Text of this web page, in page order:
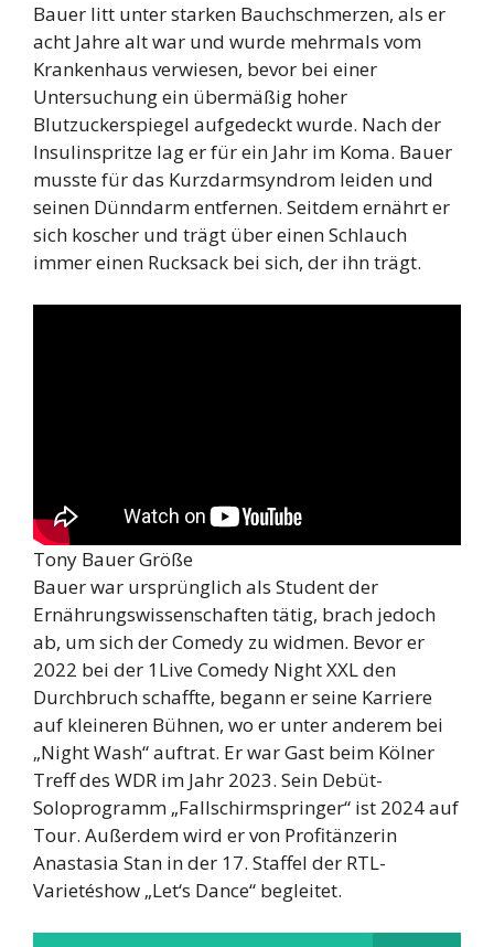
Bauer litt unter starken Bauchschmerzen, als er
acht Jahre alt war und wurde mehrmals vom
Krankenhaus verwiesen, bevor bei einer
Untersuchung ein übermäßig hoher
Blutzuckerspiegel aufgedeckt wurde. Nach der
Insulinspritze lag er für ein Jahr im Koma. Bauer
musste für das Kurzdarmsyndrom leiden und
seinen Dünndarm entfernen. Seitdem ernährt er
sich koscher und trägt über einen Schlauch
immer einen Rucksack bei sich, der ihn trägt.
Tony Bauer Größe
Bauer war ursprünglich als Student der
Ernährungswissenschaften tätig, brach jedoch
ab, um sich der Comedy zu widmen. Bevor er
2022 bei der 1Live Comedy Night XXL den
Durchbruch schaffte, begann er seine Karriere
auf kleineren Bühnen, wo er unter anderem bei
„Night Wash“ auftrat. Er war Gast beim Kölner
Treff des WDR im Jahr 2023. Sein Debüt-
Soloprogramm „Fallschirmspringer“ ist 2024 auf
Tour. Außerdem wird er von Profitänzerin
Anastasia Stan in der 17. Staffel der RTL-
Varietéshow „Let‘s Dance“ begleitet.